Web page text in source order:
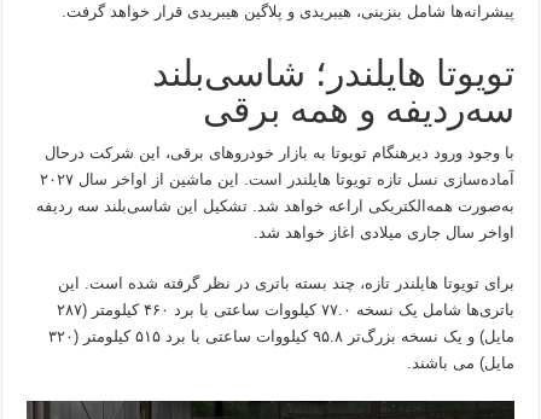
پیشرانه‌ها شامل بنزینی، هیبریدی و پلاگین هیبریدی قرار خواهد گرفت.
تویوتا هایلندر؛ شاسی‌بلند
سه‌ردیفه و همه برقی
با وجود ورود دیرهنگام تویوتا به بازار خودروهای برقی، این شرکت درحال
آماده‌سازی نسل تازه تویوتا هایلندر است. این ماشین از اواخر سال ۲۰۲۷
به‌صورت همه‌الکتریکی اراعه خواهد شد. تشکیل این شاسی‌بلند سه ردیفه
اواخر سال جاری میلادی اغاز خواهد شد.
برای تویوتا هایلندر تازه، چند بسته باتری در نظر گرفته شده است. این
باتری‌ها شامل یک نسخه ۷۷.۰ کیلووات ساعتی با برد ۴۶۰ کیلومتر (۲۸۷
مایل) و یک نسخه بزرگ‌تر ۹۵.۸ کیلووات ساعتی با برد ۵۱۵ کیلومتر (۳۲۰
مایل) می باشند.